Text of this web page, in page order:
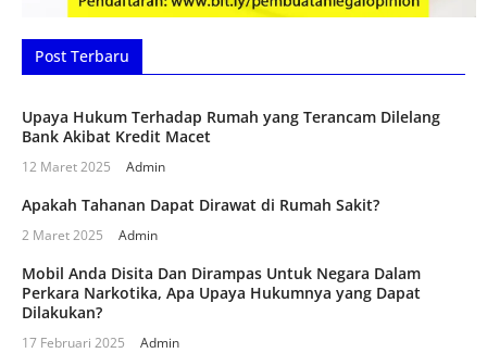
Post Terbaru
Upaya Hukum Terhadap Rumah yang Terancam Dilelang
Bank Akibat Kredit Macet
12 Maret 2025 Admin
Apakah Tahanan Dapat Dirawat di Rumah Sakit?
2 Maret 2025 Admin
Mobil Anda Disita Dan Dirampas Untuk Negara Dalam
Perkara Narkotika, Apa Upaya Hukumnya yang Dapat
Dilakukan?
17 Februari 2025 Admin